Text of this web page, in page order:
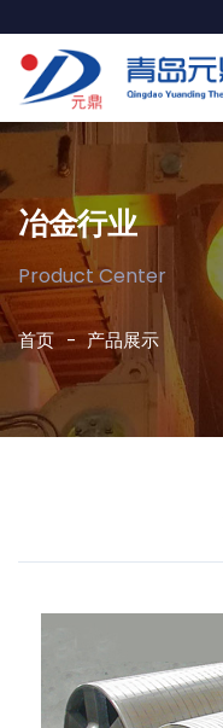
冶金行业
Product Center
首页 产品展示